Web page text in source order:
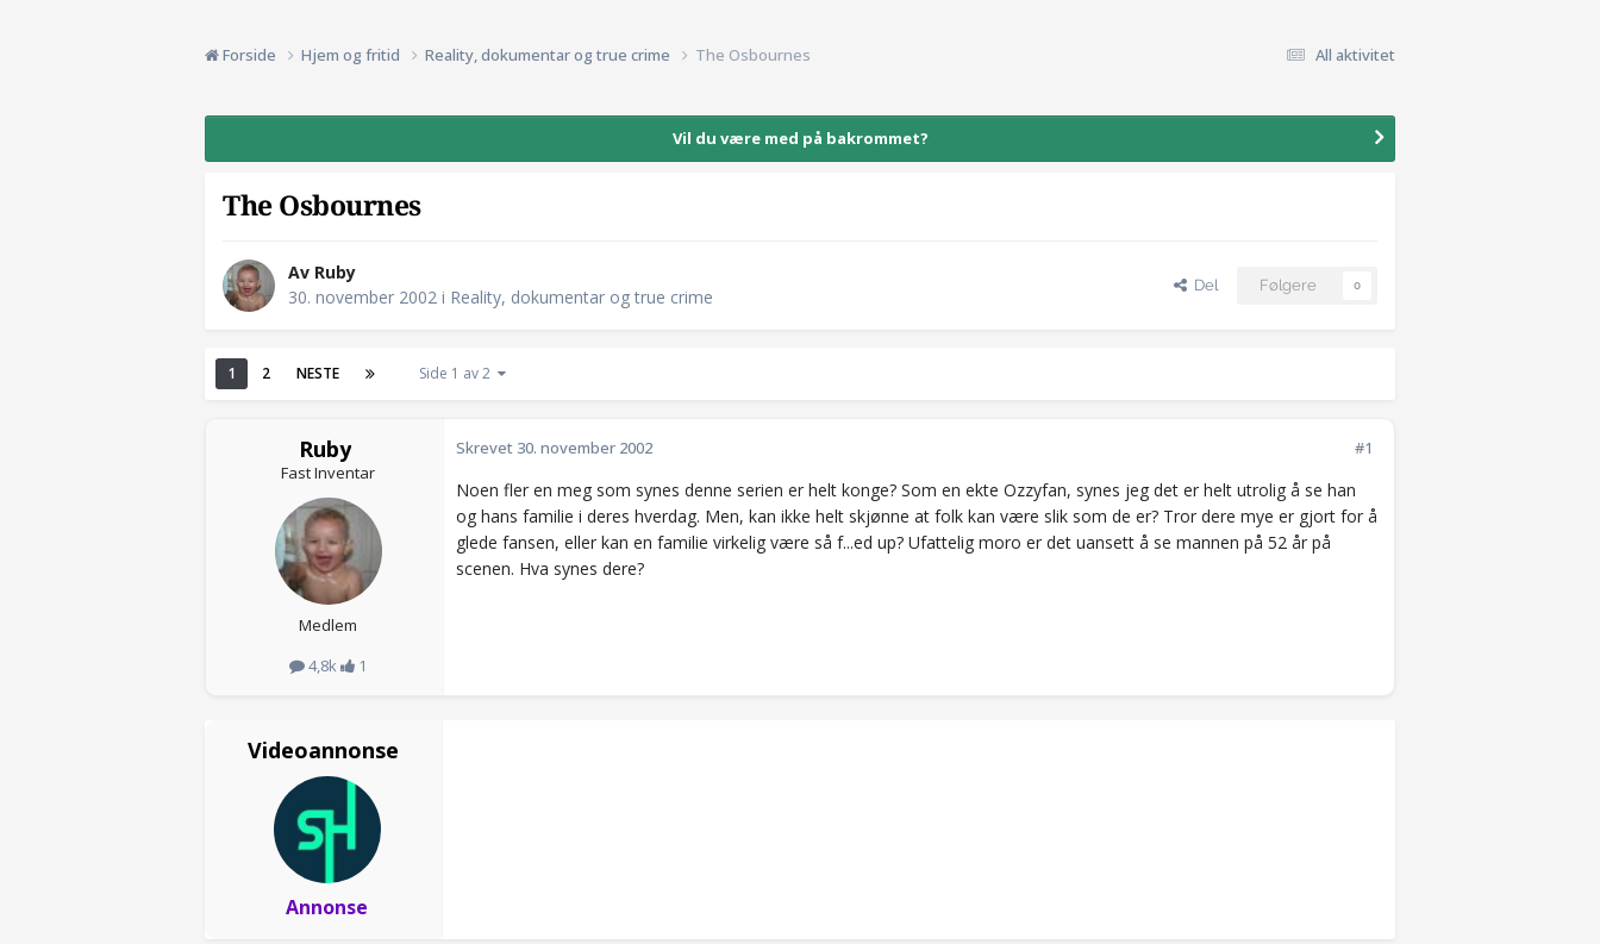
All aktivitet
Forside Hjem og fritid Reality, dokumentar og true crime The Osbournes
Vil du være med på bakrommet?
The Osbournes
Av Ruby
30. november 2002 i Reality, dokumentar og true crime
Del Følgere 0
1 2 NESTE Side 1 av 2
Ruby
Fast Inventar
Medlem
4,8k
1
#1
Skrevet 30. november 2002
Noen fler en meg som synes denne serien er helt konge? Som en ekte Ozzyfan, synes jeg det er helt utrolig å se han
og hans familie i deres hverdag. Men, kan ikke helt skjønne at folk kan være slik som de er? Tror dere mye er gjort for å
glede fansen, eller kan en familie virkelig være så f...ed up? Ufattelig moro er det uansett å se mannen på 52 år på
scenen. Hva synes dere?
Videoannonse
Annonse